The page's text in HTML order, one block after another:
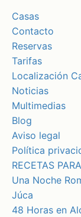
Casas
Contacto
Reservas
Tarifas
Localización
Noticias
Multimedias
Blog
Aviso legal
Política
RECETAS
Una Noche
Júca
48 Horas en